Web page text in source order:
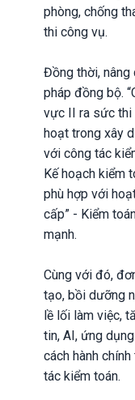
phòng, chống
thi công vụ.
Đồng thời,
pháp đồng bộ.
vực II ra sức thi
hoạt trong xây
với công tác
Kế hoạch kiểm
phù hợp với
cấp” - Kiểm
mạnh.
Cùng với đó,
tạo, bồi dưỡng
lề lối làm việc,
tin, AI, ứng
cách hành
tác kiểm toán.